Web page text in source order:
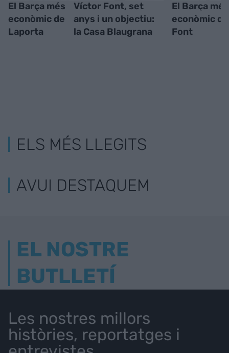
El Barça més
econòmic de
Laporta
Víctor Font, set
anys i un objectiu:
la Casa Blaugrana
El Barça més
econòmic
Font
ELS MÉS LLEGITS
AVUI DESTAQUEM
EL NOSTRE
BUTLLETÍ
Les nostres millors
històries, reportatges i